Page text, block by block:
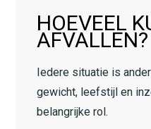
HOEVEEL
AFVALLEN?
Iedere situatie is
gewicht, leefstijl en
belangrijke rol.